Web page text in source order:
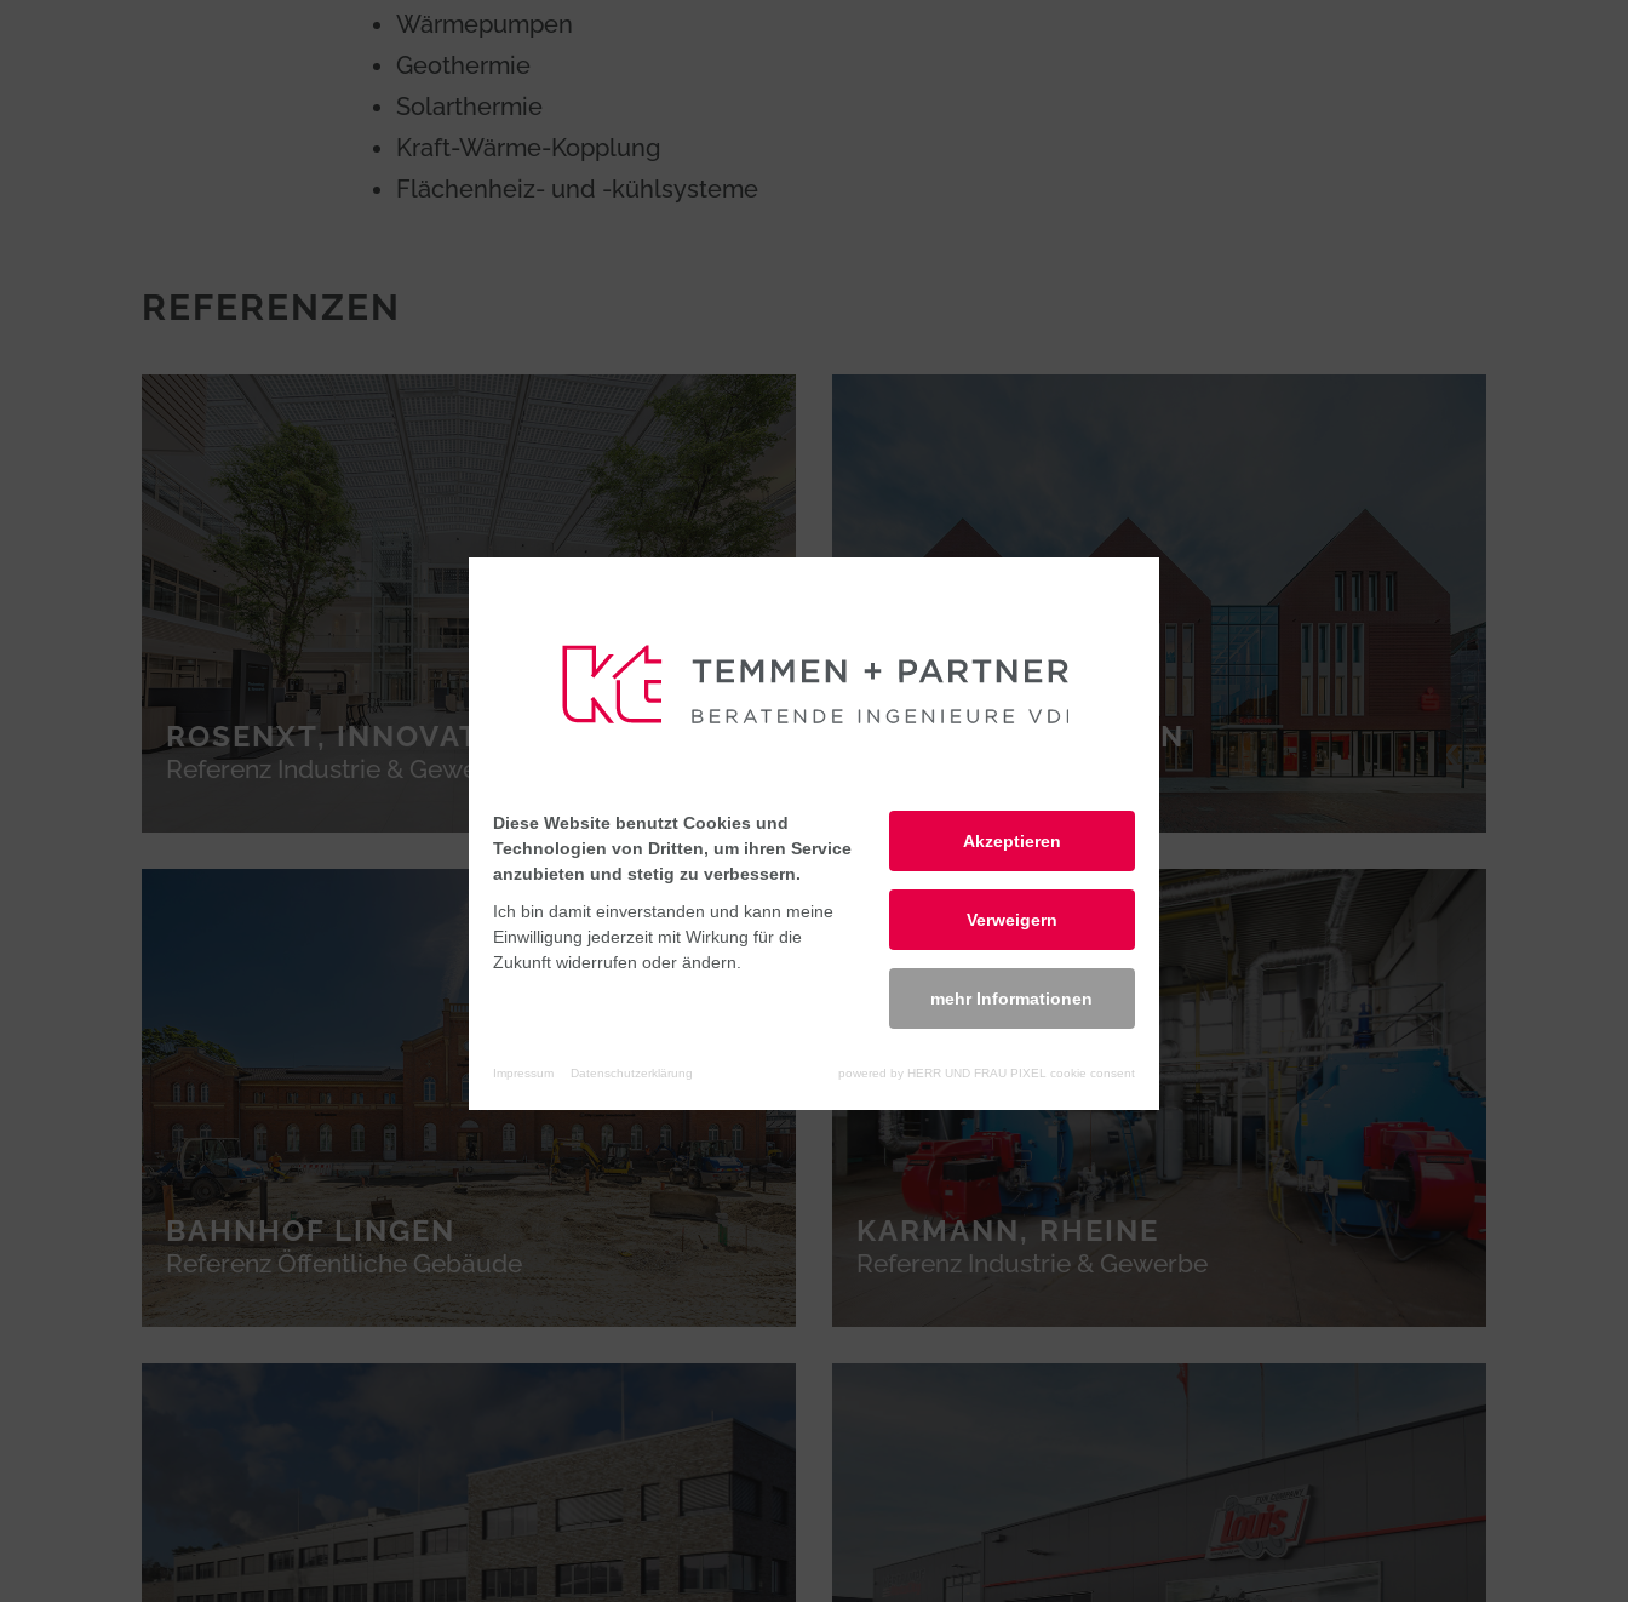
Wärmepumpen
Geothermie
Solarthermie
Kraft-Wärme-Kopplung
Flächenheiz- und -kühlsysteme
REFERENZEN
ROSENXT, INNOVATION SQUARE
Referenz Industrie & Gewerbe
SPARKASSE, LINGEN
BAHNHOF LINGEN
Referenz Öffentliche Gebäude
KARMANN, RHEINE
Referenz Industrie & Gewerbe
Diese Website benutzt Cookies und
Technologien von Dritten, um ihren Service
anzubieten und stetig zu verbessern.
Ich bin damit einverstanden und kann meine
Einwilligung jederzeit mit Wirkung für die
Zukunft widerrufen oder ändern.
Akzeptieren
Verweigern
mehr Informationen
Impressum Datenschutzerklärung powered by HERR UND FRAU PIXEL cookie consent